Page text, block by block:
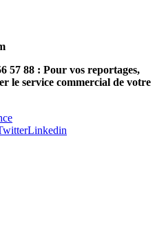
57 88 : Pour vos reportages,
le service commercial de votre
Linkedin